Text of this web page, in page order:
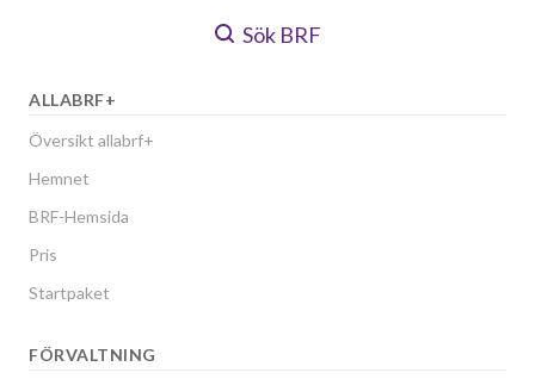
Sök BRF
ALLABRF+
Översikt allabrf+
Hemnet
BRF-Hemsida
Pris
Startpaket
FÖRVALTNING